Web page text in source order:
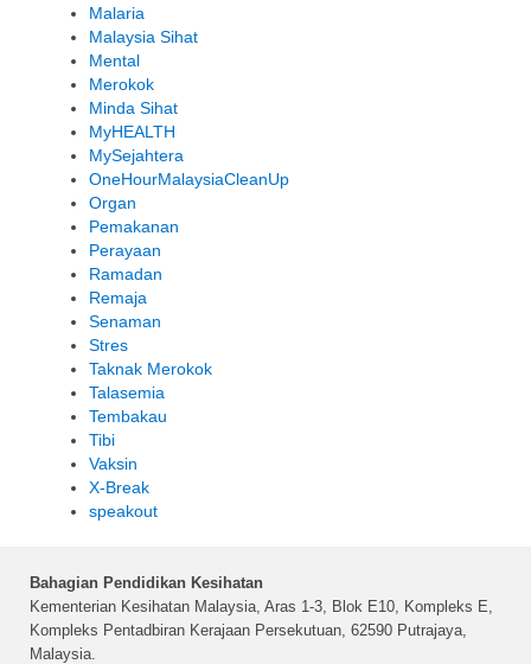
Malaria
Malaysia Sihat
Mental
Merokok
Minda Sihat
MyHEALTH
MySejahtera
OneHourMalaysiaCleanUp
Organ
Pemakanan
Perayaan
Ramadan
Remaja
Senaman
Stres
Taknak Merokok
Talasemia
Tembakau
Tibi
Vaksin
X-Break
speakout
Bahagian Pendidikan Kesihatan
Kementerian Kesihatan Malaysia, Aras 1-3, Blok E10, Kompleks E,
Kompleks Pentadbiran Kerajaan Persekutuan, 62590 Putrajaya,
Malaysia.